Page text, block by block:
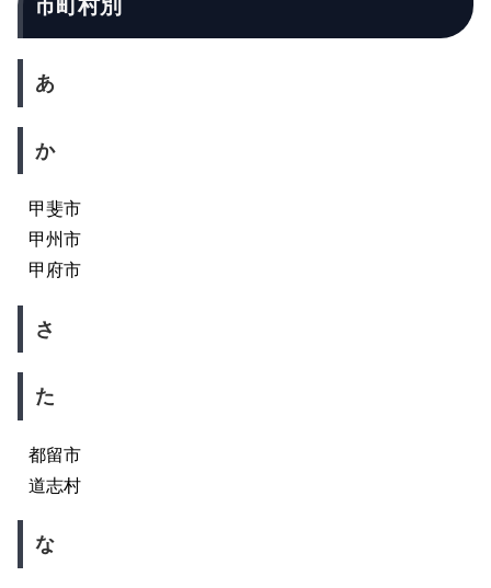
市町村別
あ
か
甲斐市
甲州市
甲府市
さ
た
都留市
道志村
な